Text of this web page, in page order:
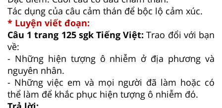
Tác dụng của câu cảm thán để bộc lộ cảm xúc.
* Luyện viết đoạn:
Câu 1 trang 125 sgk Tiếng Việt:Trao đổi với bạn
về:
- Những hiện tượng ô nhiễm ở địa phương và
nguyên nhân.
- Những việc em và mọi người đã làm hoặc có
thể làm để khắc phục hiện tượng ô nhiễm đó.